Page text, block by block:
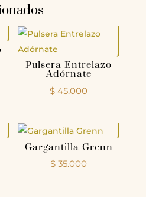
Pulsera Entrelazo
Adórnate
$ 45.000
Gargantilla Grenn
$ 35.000